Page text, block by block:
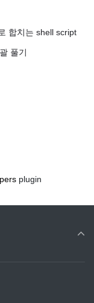
합치는 shell script
풀기
plugin